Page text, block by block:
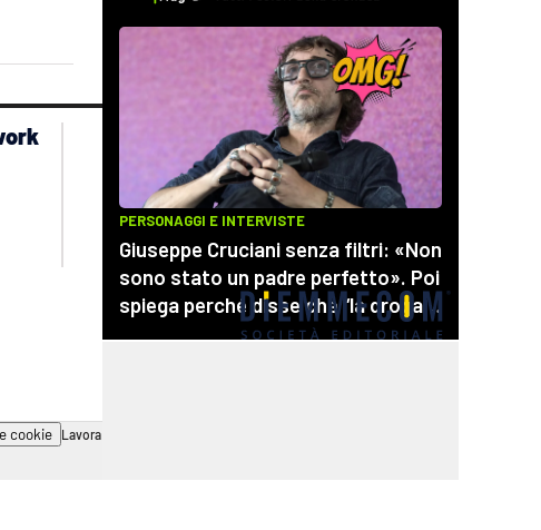
laconair.it
lacitymag.it
lacapitalenews.it
cosenzachannel.it
ilvibonese.it
catanzarochannel.it
cookie Lavora con noi